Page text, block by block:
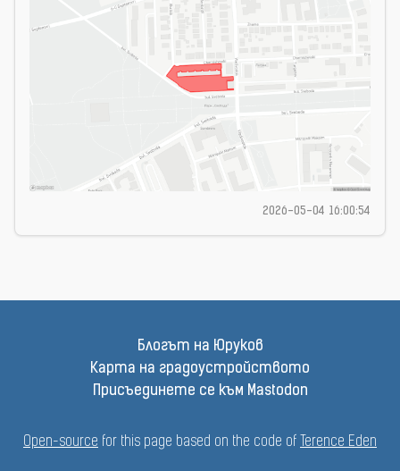
2026-05-04 16:00:54
Блогът на Юруков
Карта на градоустройството
Присъединете се към Mastodon
Open-source for this page based on the code of Terence Eden